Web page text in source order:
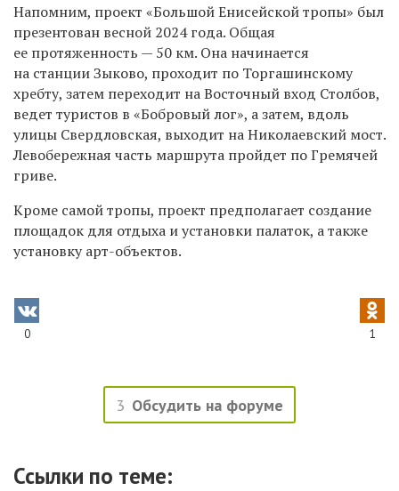
Напомним, проект «Большой Енисейской тропы» был
презентован весной 2024 года. Общая
ее протяженность — 50 км. Она начинается
на станции Зыково, проходит по Торгашинскому
хребту, затем переходит на Восточный вход Столбов,
ведет туристов в «Бобровый лог», а затем, вдоль
улицы Свердловская, выходит на Николаевский мост.
Левобережная часть маршрута пройдет по Гремячей
гриве.
Кроме самой тропы, проект предполагает создание
площадок для отдыха и установки палаток, а также
установку арт-объектов.
0 1
3 Обсудить на форуме
Ссылки по теме: